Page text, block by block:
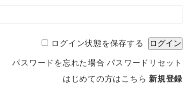
ログイン状態を保存する
パスワードを忘れた場合パスワードリセット
はじめての方はこちら 新規登録